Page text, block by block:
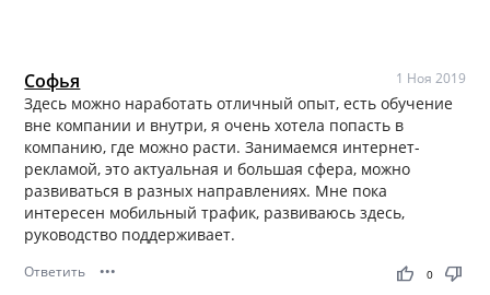
Софья 1 Ноя 2019
Здесь можно наработать отличный опыт, есть обучение
вне компании и внутри, я очень хотела попасть в
компанию, где можно расти. Занимаемся интернет-
рекламой, это актуальная и большая сфера, можно
развиваться в разных направлениях. Мне пока
интересен мобильный трафик, развиваюсь здесь,
руководство поддерживает.
Ответить ••• thumb_up thumb_down
0